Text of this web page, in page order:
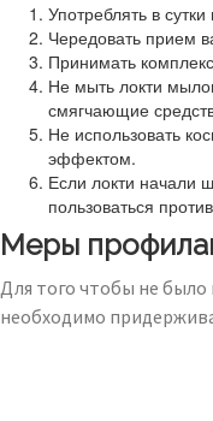
Употреблять в
Чередовать прием
Принимать
Не мыть локти
смягчающие
Не использовать
эффектом.
Если локти начали
пользоваться
Меры
Для того чтобы не
необходимо